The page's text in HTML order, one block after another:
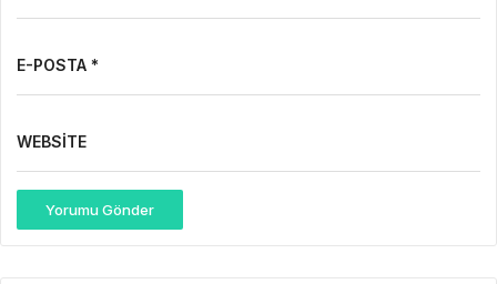
E-POSTA *
WEBSITE
Yorumu Gönder